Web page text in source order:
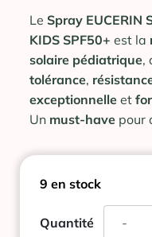
Le Spray EUCERIN
KIDS SPF50+ est la
solaire pédiatrique,
tolérance,
exceptionnelle et
Un must-have pour
9 en stock
Quantité -